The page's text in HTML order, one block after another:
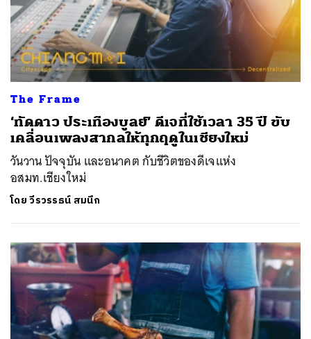
The Frame
‘ทัดดาว ประเทืองบูลย์’ ดีเจที่ใช้เวลา 35 ปี ขับ
เคลื่อนเพลงสากลให้ทุกฤดูในเชียงใหม่
วันวาน ปัจจุบัน และอนาคต กับชีวิตของดีเจแห่ง
อสมท.เชียงใหม่
โดยวีรวรรธน์ สมนึก